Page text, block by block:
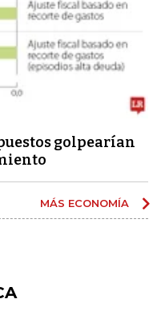
golpearían
MÁS ECONOMÍA